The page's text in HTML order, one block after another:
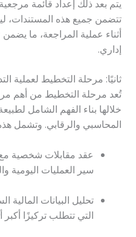
تتضمن جميع هذه المستندات،
أثناء عملية المراجعة، ما
إداري.
ثانيًا: مرحلة التخطيط لعملية
تُعد مرحلة التخطيط من أهم
خلالها بناء الفهم الشامل
المحاسبي والرقابي. وتشمل
عقد مقابلات شخصية
سير العمليات اليومية
تحليل البيانات المالية
التي تتطلب تركيزًا أكبر